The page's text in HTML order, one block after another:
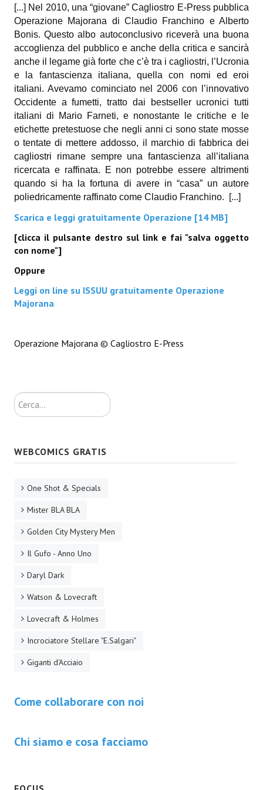
Necro
Solaris*
Saggistica
Edikolè
MetroCult
Narrativa
FantaFiction
#KM0
E-book
Daryl Dark
Lovecraft & Holmes
I.S. "E.Salgari"
Golden City Mystery Men
Eon
CHI SIAMO
Associazione
[...] Nel 2010, una “giovane” Cagliostro E-Press pubblica
Operazione Majorana di Claudio Franchino e Alberto
Bonis. Questo albo autoconclusivo riceverà una buona
accoglienza del pubblico e anche della critica e sancirà
anche il legame già forte che c’è tra i cagliostri, l’Ucronia
e la fantascienza italiana, quella con nomi ed eroi
italiani. Avevamo cominciato nel 2006 con l’innovativo
Occidente a fumetti, tratto dai bestseller ucronici tutti
italiani di Mario Farneti, e nonostante le critiche e le
etichette pretestuose che negli anni ci sono state mosse
o tentate di mettere addosso, il marchio di fabbrica dei
cagliostri rimane sempre una fantascienza all’italiana
ricercata e raffinata. E non potrebbe essere altrimenti
quando si ha la fortuna di avere in “casa” un autore
poliedricamente raffinato come Claudio Franchino.
[...]
Scarica e leggi gratuitamente Operazione [14 MB]
[clicca il pulsante destro sul link e fai "salva oggetto
con nome"]
Oppure
Leggi on line su ISSUU gratuitamente Operazione
Majorana
Operazione Majorana © Cagliostro E-Press
Cerca...
WEBCOMICS GRATIS
One Shot & Specials
Mister BLA BLA
Golden City Mystery Men
Il Gufo - Anno Uno
Daryl Dark
Watson & Lovecraft
Lovecraft & Holmes
Incrociatore Stellare "E.Salgari"
Giganti d'Acciaio
Come collaborare con noi
Chi siamo e cosa facciamo